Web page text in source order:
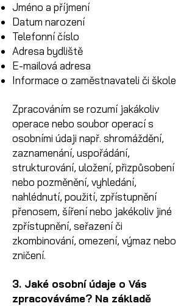
Jméno a příjmení
Datum narození
Telefonní číslo
Adresa bydliště
E-mailová adresa
Informace o zaměstnavateli či škole
Zpracováním se rozumí jakákoliv
operace nebo soubor operací s
osobními údaji např. shromáždění,
zaznamenání, uspořádání,
strukturování, uložení, přizpůsobení
nebo pozměnění, vyhledání,
nahlédnutí, použití, zpřístupnění
přenosem, šíření nebo jakékoliv jiné
zpřístupnění, seřazení či
zkombinování, omezení, výmaz nebo
zničení.
3. Jaké osobní údaje o Vás
zpracováváme? Na základě